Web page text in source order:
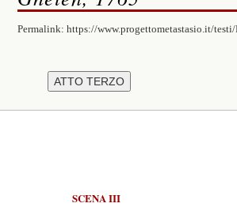
Permalink:https://www.progettometastasio.it/
SCENA III